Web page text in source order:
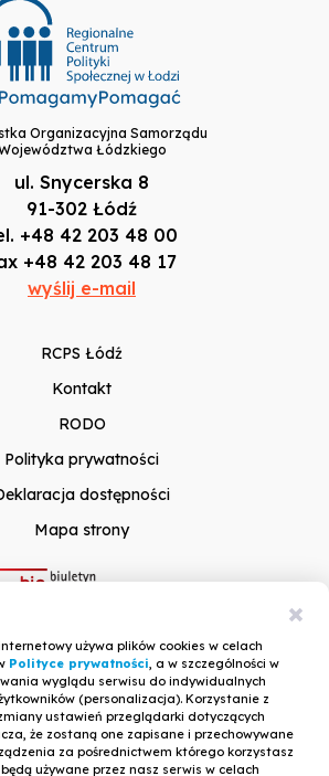
Organizacyjna Samorządu
Łódzkiego
ul. Snycerska 8
91-302 Łódź
+48 42 203 48 00
+48 42 203 48 17
wyślij e-mail
RCPS Łódź
Kontakt
RODO
Polityka prywatności
dostępności
Mapa strony
używa plików cookies w celach
Polityce prywatności, a w szczególności w
wyglądu serwisu do indywidualnych
(personalizacja). Korzystanie z
ustawień przeglądarki dotyczących
że zostaną one zapisane i przechowywane
za pośrednictwem którego korzystasz
używane przez nasz serwis w celach